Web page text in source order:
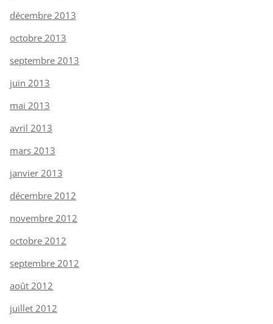
décembre 2013
octobre 2013
septembre 2013
juin 2013
mai 2013
avril 2013
mars 2013
janvier 2013
décembre 2012
novembre 2012
octobre 2012
septembre 2012
août 2012
juillet 2012